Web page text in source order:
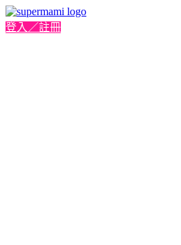
登入／註冊